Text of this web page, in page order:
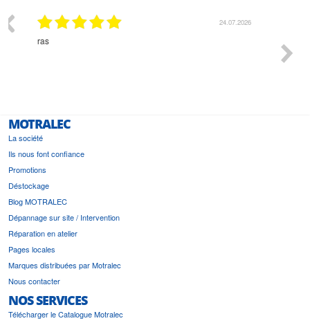
18.07.2026
Monsieur Delhaye est une personne disponible, à
MOTRALEC
La société
Ils nous font confiance
Promotions
Déstockage
Blog MOTRALEC
Dépannage sur site / Intervention
Réparation en atelier
Pages locales
Marques distribuées par Motralec
Nous contacter
NOS SERVICES
Télécharger le Catalogue Motralec